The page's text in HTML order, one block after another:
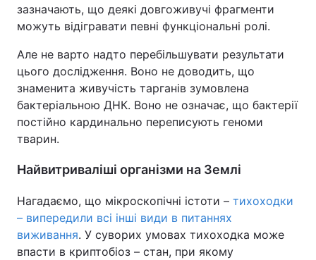
зазначають, що деякі довгоживучі фрагменти
можуть відігравати певні функціональні ролі.
Але не варто надто перебільшувати результати
цього дослідження. Воно не доводить, що
знаменита живучість тарганів зумовлена
бактеріальною ДНК. Воно не означає, що бактерії
постійно кардинально переписують геноми
тварин.
Найвитриваліші організми на Землі
Нагадаємо, що мікроскопічні істоти – тихоходки
– випередили всі інші види в питаннях
виживання. У суворих умовах тихоходка може
впасти в криптобіоз – стан, при якому